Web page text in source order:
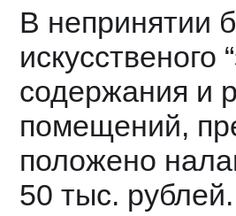
В непринятии
содержания и
помещений,
положено
50 тыс. рублей.